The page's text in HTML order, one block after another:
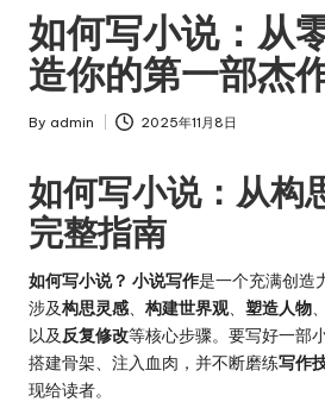
如何写小说：从
造你的第一部杰
Posted
By admin 2025年11月8日
如何写小说：从构
完整指南
如何写小说？ 小说写作是一个充满创造
涉及构思灵感、 构建世界观、 塑造人物、
以及反复修改等核心步骤。要写好一部
搭建骨架、注入血肉，并不断磨练写作
现给读者。